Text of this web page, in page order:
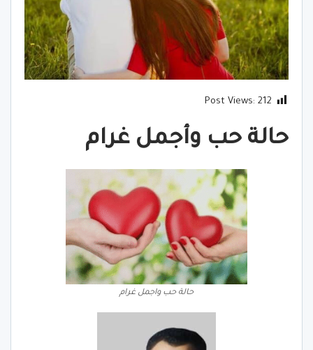
Post Views: 212
حالة حب وأجمل غرام
حالة حب واجمل غرام